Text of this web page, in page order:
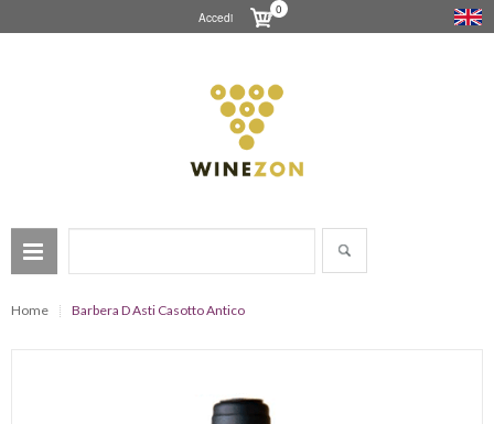
Accedi
0
Home Barbera D Asti Casotto Antico